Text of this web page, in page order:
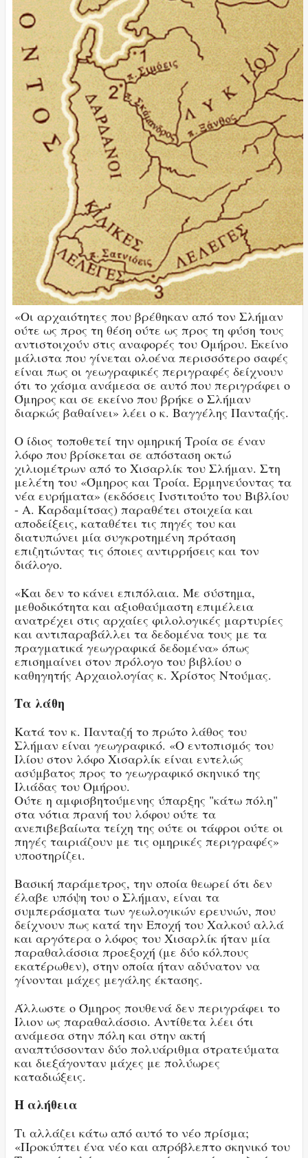
«Οι αρχαιότητες που βρέθηκαν από τον Σλήμαν
ούτε ως προς τη θέση ούτε ως προς τη φύση τους
αντιστοιχούν στις αναφορές του Ομήρου. Εκείνο
μάλιστα που γίνεται ολοένα περισσότερο σαφές
είναι πως οι γεωγραφικές περιγραφές δείχνουν
ότι το χάσμα ανάμεσα σε αυτό που περιγράφει ο
Όμηρος και σε εκείνο που βρήκε ο Σλήμαν
διαρκώς βαθαίνει» λέει ο κ. Βαγγέλης Πανταζής.
Ο ίδιος τοποθετεί την ομηρική Τροία σε έναν
λόφο που βρίσκεται σε απόσταση οκτώ
χιλιομέτρων από το Χισαρλίκ του Σλήμαν. Στη
μελέτη του «Όμηρος και Τροία. Ερμηνεύοντας τα
νέα ευρήματα» (εκδόσεις Ινστιτούτο του Βιβλίου
- Α. Καρδαμίτσας) παραθέτει στοιχεία και
αποδείξεις, καταθέτει τις πηγές του και
διατυπώνει μία συγκροτημένη πρόταση
επιζητώντας τις όποιες αντιρρήσεις και τον
διάλογο.
«Και δεν το κάνει επιπόλαια. Με σύστημα,
μεθοδικότητα και αξιοθαύμαστη επιμέλεια
ανατρέχει στις αρχαίες φιλολογικές μαρτυρίες
και αντιπαραβάλλει τα δεδομένα τους με τα
πραγματικά γεωγραφικά δεδομένα» όπως
επισημαίνει στον πρόλογο του βιβλίου ο
καθηγητής Αρχαιολογίας κ. Χρίστος Ντούμας.
Τα λάθη
Κατά τον κ. Πανταζή το πρώτο λάθος του
Σλήμαν είναι γεωγραφικό. «Ο εντοπισμός του
Ιλίου στον λόφο Χισαρλίκ είναι εντελώς
ασύμβατος προς το γεωγραφικό σκηνικό της
Ιλιάδας του Ομήρου.
Ούτε η αμφισβητούμενης ύπαρξης "κάτω πόλη"
στα νότια πρανή του λόφου ούτε τα
ανεπιβεβαίωτα τείχη της ούτε οι τάφροι ούτε οι
πηγές ταιριάζουν με τις ομηρικές περιγραφές»
υποστηρίζει.
Βασική παράμετρος, την οποία θεωρεί ότι δεν
έλαβε υπόψη του ο Σλήμαν, είναι τα
συμπεράσματα των γεωλογικών ερευνών, που
δείχνουν πως κατά την Εποχή του Χαλκού αλλά
και αργότερα ο λόφος του Χισαρλίκ ήταν μία
παραθαλάσσια προεξοχή (με δύο κόλπους
εκατέρωθεν), στην οποία ήταν αδύνατον να
γίνονται μάχες μεγάλης έκτασης.
Άλλωστε ο Όμηρος πουθενά δεν περιγράφει το
Ιλιον ως παραθαλάσσιο. Αντίθετα λέει ότι
ανάμεσα στην πόλη και στην ακτή
αναπτύσσονταν δύο πολυάριθμα στρατεύματα
και διεξάγονταν μάχες με πολύωρες
καταδιώξεις.
Η αλήθεια
Τι αλλάζει κάτω από αυτό το νέο πρίσμα;
«Προκύπτει ένα νέο και απρόβλεπτο σκηνικό του